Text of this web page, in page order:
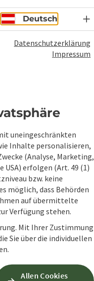
In der Nähe
Deutsch
Datenschutzerklärung
Impressum
uneingeschränkten
Inhalte personalisieren,
(Analyse, Marketing,
erfolgen (Art. 49 (1)
bzw. keine
möglich, dass Behörden
auf übermittelte
Verfügung stehen.
Mit Ihrer Zustimmung
Sie über die individuellen
Allen Cookies